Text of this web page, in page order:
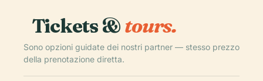
Tickets &tours.
Sono opzioni guidate dei nostri partner — stesso prezzo
della prenotazione diretta.